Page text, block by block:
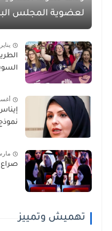
لعضوية المجلس
يناير 7, 2026
مارس 19,
صراع
تهميش وتمييز